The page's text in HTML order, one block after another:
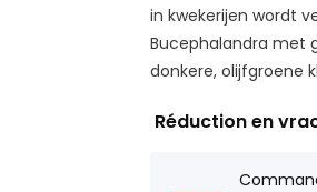
in kwekerijen wordt
Bucephalandra met
donkere, olijfgroene
Réduction en